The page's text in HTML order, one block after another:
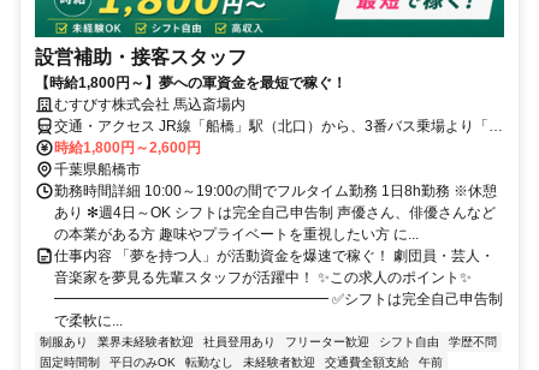
設営補助・接客スタッフ
【時給1,800円～】夢への軍資金を最短で稼ぐ！
むすびす株式会社 馬込斎場内
交通・アクセス JR線「船橋」駅（北口）から、3番バス乗場より「鎌
ケ谷大仏」行きで、「馬込斎場前」下車し、徒歩約3分｜新京成線
「鎌ケ谷大仏」駅から、「船橋」駅行きで 「馬込斎場前」下車し、
徒歩約3分
時給1,800円～2,600円
千葉県船橋市
勤務時間詳細 10:00～19:00の間でフルタイム勤務 1日8h勤務 ※休憩
あり ✻週4日～OK シフトは完全自己申告制 声優さん、俳優さんなど
の本業がある方 趣味やプライベートを重視したい方 に...
仕事内容 「夢を持つ人」が活動資金を爆速で稼ぐ！ 劇団員・芸人・
音楽家を夢見る先輩スタッフが活躍中！ ✨この求人のポイント✨
━━━━━━━━━━━━━━━━━━━ ✅シフトは完全自己申告制
で柔軟に...
制服あり 業界未経験者歓迎 社員登用あり フリーター歓迎 シフト自由
学歴不問
固定時間制
平日のみOK 転勤なし 未経験者歓迎 交通費全額支給
午前